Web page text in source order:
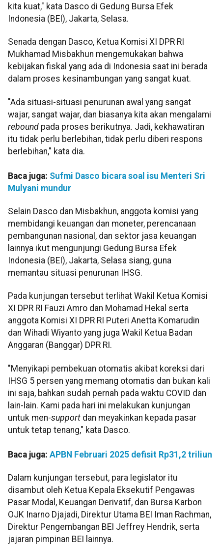
kita kuat," kata Dasco di Gedung Bursa Efek
Indonesia (BEI), Jakarta, Selasa.
Senada dengan Dasco, Ketua Komisi XI DPR RI
Mukhamad Misbakhun mengemukakan bahwa
kebijakan fiskal yang ada di Indonesia saat ini berada
dalam proses kesinambungan yang sangat kuat.
"Ada situasi-situasi penurunan awal yang sangat
wajar, sangat wajar, dan biasanya kita akan mengalami
rebound pada proses berikutnya. Jadi, kekhawatiran
itu tidak perlu berlebihan, tidak perlu diberi respons
berlebihan," kata dia.
Baca juga: Sufmi Dasco bicara soal isu Menteri Sri
Mulyani mundur
Selain Dasco dan Misbakhun, anggota komisi yang
membidangi keuangan dan moneter, perencanaan
pembangunan nasional, dan sektor jasa keuangan
lainnya ikut mengunjungi Gedung Bursa Efek
Indonesia (BEI), Jakarta, Selasa siang, guna
memantau situasi penurunan IHSG.
Pada kunjungan tersebut terlihat Wakil Ketua Komisi
XI DPR RI Fauzi Amro dan Mohamad Hekal serta
anggota Komisi XI DPR RI Puteri Anetta Komarudin
dan Wihadi Wiyanto yang juga Wakil Ketua Badan
Anggaran (Banggar) DPR RI.
"Menyikapi pembekuan otomatis akibat koreksi dari
IHSG 5 persen yang memang otomatis dan bukan kali
ini saja, bahkan sudah pernah pada waktu COVID dan
lain-lain. Kami pada hari ini melakukan kunjungan
untuk men-support dan meyakinkan kepada pasar
untuk tetap tenang," kata Dasco.
Baca juga: APBN Februari 2025 defisit Rp31,2 triliun
Dalam kunjungan tersebut, para legislator itu
disambut oleh Ketua Kepala Eksekutif Pengawas
Pasar Modal, Keuangan Derivatif, dan Bursa Karbon
OJK Inarno Djajadi, Direktur Utama BEI Iman Rachman,
Direktur Pengembangan BEI Jeffrey Hendrik, serta
jajaran pimpinan BEI lainnya.